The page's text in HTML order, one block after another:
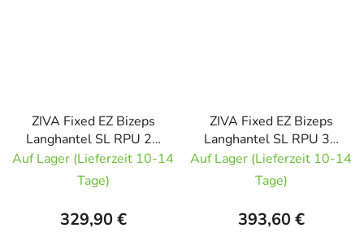
ZIVA Fixed EZ Bizeps
Langhantel SL RPU 25
kg
Auf Lager (Lieferzeit 10-14
Tage)
329,90 €
ZIVA Fixed EZ Bizeps
Langhantel SL RPU 30
kg
Auf Lager (Lieferzeit 10-14
Tage)
393,60 €